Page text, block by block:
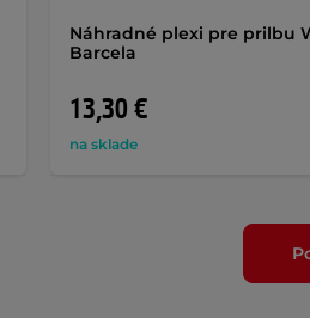
Náhradné plexi pre prilbu
Barcela
13,30 €
na sklade